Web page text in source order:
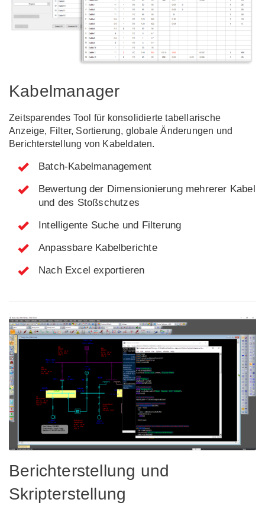
Kabelmanager
Zeitsparendes Tool für konsolidierte tabellarische
Anzeige, Filter, Sortierung, globale Änderungen und
Berichterstellung von Kabeldaten.
Batch-Kabelmanagement
Bewertung der Dimensionierung mehrerer Kabel
und des Stoßschutzes
Intelligente Suche und Filterung
Anpassbare Kabelberichte
Nach Excel exportieren
Berichterstellung und
Skripterstellung